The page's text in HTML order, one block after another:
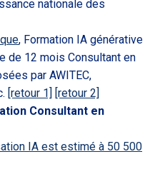
nationale des
, Formation IA générative
de 12 mois Consultant en
par AWITEC,
[retour 1]
[retour 2]
Consultant en
IA est estimé à 50 500